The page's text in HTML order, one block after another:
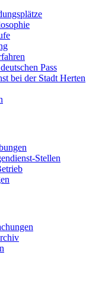
Pass
bei der Stadt Herten
Stellen